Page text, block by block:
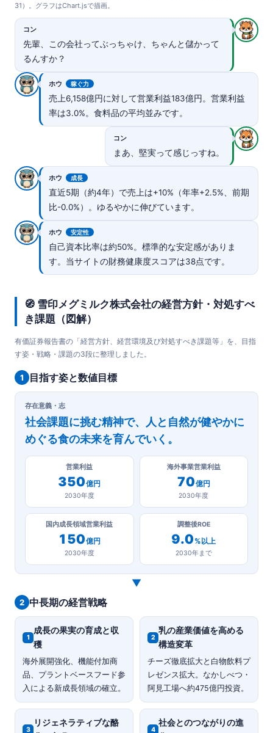
31）。グラフはChart.jsで描画。
コン
先輩、この会社ってぶっちゃけ、ちゃんと儲かって
るんすか？
ホウ 稼ぐ力
売上6,158億円に対して営業利益183億円。営業利益
率は3.0%。食料品の平均並みです。
コン
まあ、堅実って感じっすね。
ホウ 成長
直近5期（約4年）で売上は+10%（年率+2.5%、前期
比-0.0%）。ゆるやかに伸びています。
ホウ 安定性
自己資本比率は約50%。標準的な安定感がありま
す。当サイトの財務健康度スコアは38点です。
🧭 雪印メグミルク株式会社の経営方針・対処すべ
き課題（図解）
有価証券報告書の「経営方針、経営環境及び対処すべき課題等」を、目指
す姿・戦略・課題の3段に整理しました。
1 目指す姿と数値目標
存在意義・志
社会課題に挑む精神で、人と自然が健やかに
めぐる食の未来を育んでいく。
営業利益
350億円
2030年度
海外事業営業利益
70億円
2030年度
国内成長領域営業利益
150億円
2030年度
調整後ROE
9.0%以上
2030年まで
▼
2 中長期の経営戦略
1
成長の果実の育成と収
穫
海外展開強化、機能付加商
品、プラントベースフード参
入による新成長領域の確立。
2
乳の産業価値を高める
構造変革
チーズ徹底拡大と白物飲料プ
レゼンス拡大。なかしべつ・
阿見工場へ約475億円投資。
3
リジェネラティブな酪
4
社会とのつながりの進